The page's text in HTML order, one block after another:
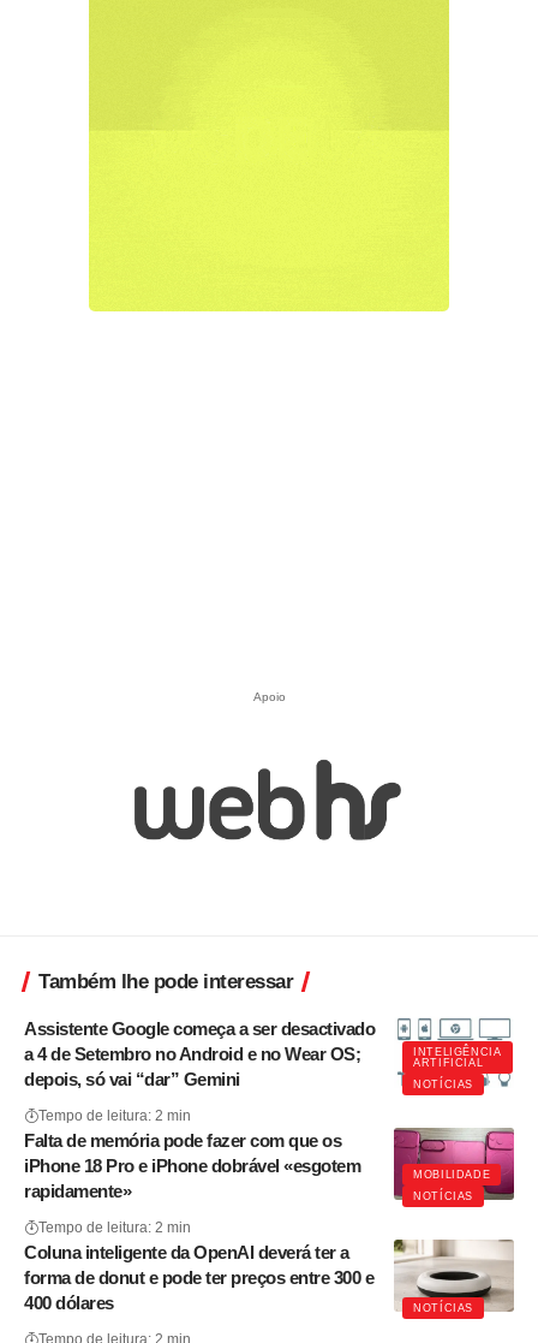
Apoio
Também lhe pode interessar
INTELIGÊNCIA
ARTIFICIAL
NOTÍCIAS
Assistente Google começa a ser desactivado
a 4 de Setembro no Android e no Wear OS;
depois, só vai “dar” Gemini
Tempo de leitura: 2 min
MOBILIDADE
NOTÍCIAS
Falta de memória pode fazer com que os
iPhone 18 Pro e iPhone dobrável «esgotem
rapidamente»
Tempo de leitura: 2 min
NOTÍCIAS
Coluna inteligente da OpenAI deverá ter a
forma de donut e pode ter preços entre 300 e
400 dólares
Tempo de leitura: 2 min